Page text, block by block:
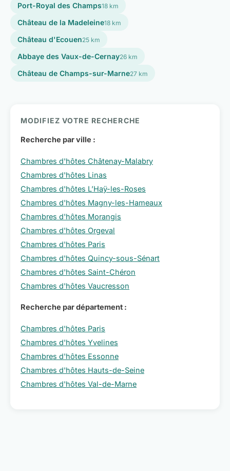
Port-Royal des Champs18 km
Château de la Madeleine18 km
Château d'Ecouen25 km
Abbaye des Vaux-de-Cernay26 km
Château de Champs-sur-Marne27 km
MODIFIEZ VOTRE RECHERCHE
Recherche par ville :
Chambres d'hôtes Châtenay-Malabry
Chambres d'hôtes Linas
Chambres d'hôtes L’Haÿ-les-Roses
Chambres d'hôtes Magny-les-Hameaux
Chambres d'hôtes Morangis
Chambres d'hôtes Orgeval
Chambres d'hôtes Paris
Chambres d'hôtes Quincy-sous-Sénart
Chambres d'hôtes Saint-Chéron
Chambres d'hôtes Vaucresson
Recherche par département :
Chambres d'hôtes Paris
Chambres d'hôtes Yvelines
Chambres d'hôtes Essonne
Chambres d'hôtes Hauts-de-Seine
Chambres d'hôtes Val-de-Marne